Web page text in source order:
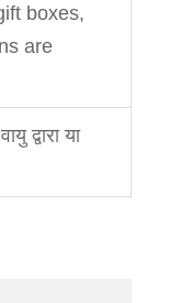
boxes,
are
द्वारा या